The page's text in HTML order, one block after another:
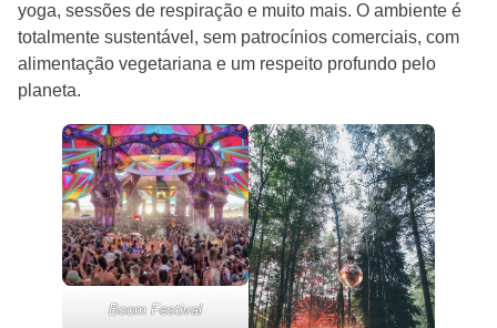
yoga, sessões de respiração e muito mais. O ambiente é
totalmente sustentável, sem patrocínios comerciais, com
alimentação vegetariana e um respeito profundo pelo
planeta.
Boom Festival